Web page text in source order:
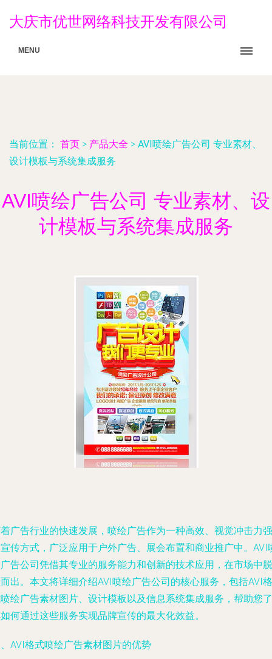
大庆市优世网络科技开发有限公司
MENU
当前位置： 首页 > 产品大全 > AVI喷绘广告公司 专业素材、
设计模板与系统集成服务
AVI喷绘广告公司 专业素材、设
计模板与系统集成服务
广告行业的快速发展，喷绘广告作为一种高效、视觉冲击力强
传方式，广泛应用于户外广告、展会布置和商业推广中。AVI
告公司凭借其专业的服务能力和创新的技术应用，在市场中脱
出。本文将详细介绍AVI喷绘广告公司的核心服务，包括AVI格
绘广告素材图片、设计模板以及信息系统集成服务，帮助您了
何通过这些服务实现品牌宣传的最大化效益。
AVI格式喷绘广告素材图片的优势